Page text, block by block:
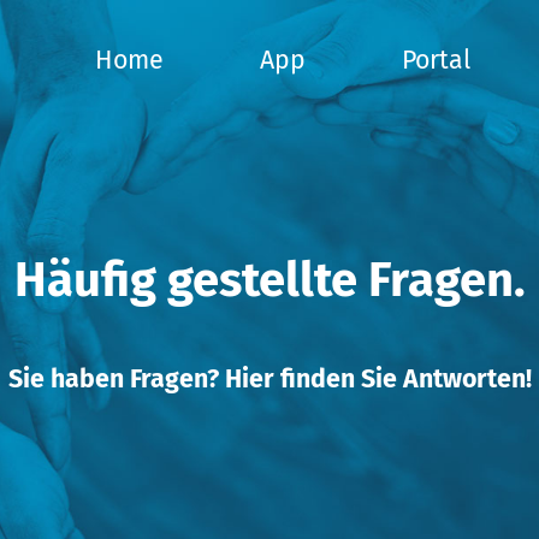
Home App Portal
Häufig gestellte Fragen.
Sie haben Fragen? Hier finden Sie Antworten!